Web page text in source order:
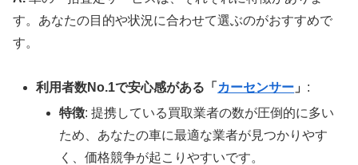
す。あなたの目的や状況に合わせて選ぶのがおすすめで
す。
利用者数No.1で安心感がある「 カーセンサー 」 :
特徴: 提携している買取業者の数が圧倒的に多い
ため、あなたの車に最適な業者が見つかりやす
く、価格競争が起こりやすいです。